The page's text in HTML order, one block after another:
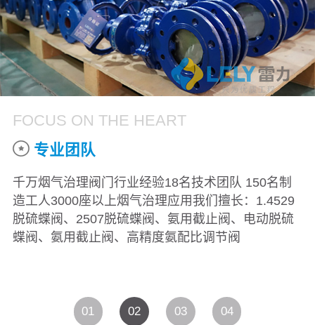
FOCUS ON THE HEART
专业团队
千万烟气治理阀门行业经验18名技术团队 150名制
造工人3000座以上烟气治理应用我们擅长：1.4529
脱硫蝶阀、2507脱硫蝶阀、氨用截止阀、电动脱硫
蝶阀、氨用截止阀、高精度氨配比调节阀
01 02 03 04